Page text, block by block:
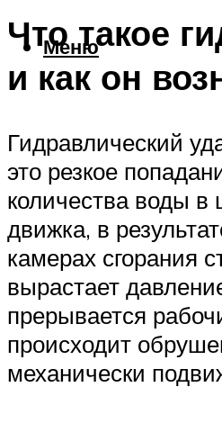
Меню
Что такое
и как он
Гидравлический
это резкое
количества воды в
движка, в
камерах сгорания
вырастает
прерывается
происходит
механически